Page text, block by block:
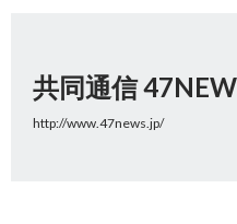
共同通信
http://www.47news.jp/